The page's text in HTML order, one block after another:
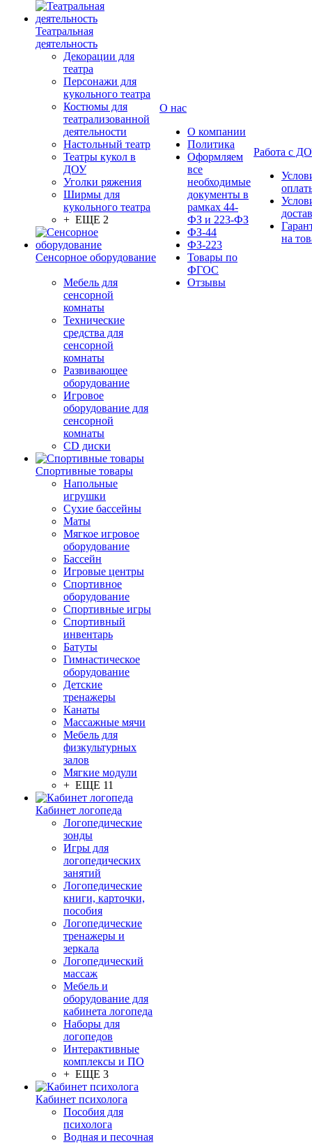
Театральная
деятельность
Декорации для
театра
Персонажи для
кукольного театра
Костюмы для
театрализованной
деятельности
Настольный театр
Театры кукол в
ДОУ
Уголки ряжения
Ширмы для
кукольного театра
+ ЕЩЕ 2
Сенсорное оборудование
Мебель для
сенсорной
комнаты
Технические
средства для
сенсорной
комнаты
Развивающее
оборудование
Игровое
оборудование для
сенсорной
комнаты
CD диски
Спортивные товары
Напольные
игрушки
Сухие бассейны
Маты
Мягкое игровое
оборудование
Бассейн
Игровые центры
Спортивное
оборудование
Спортивные игры
Спортивный
инвентарь
Батуты
Гимнастическое
оборудование
Детские
тренажеры
Канаты
Массажные мячи
Мебель для
физкультурных
залов
Мягкие модули
+ ЕЩЕ 11
Кабинет логопеда
Логопедические
зонды
Игры для
логопедических
занятий
Логопедические
книги, карточки,
пособия
Логопедические
тренажеры и
зеркала
Логопедический
массаж
Мебель и
оборудование для
кабинета логопеда
Наборы для
логопедов
Интерактивные
комплексы и ПО
+ ЕЩЕ 3
Кабинет психолога
Пособия для
психолога
Водная и песочная
О нас
О компании
Политика
Оформляем
все
необходимые
документы в
рамках 44-
ФЗ и 223-ФЗ
ФЗ-44
ФЗ-223
Товары по
ФГОС
Отзывы
Работа с
на